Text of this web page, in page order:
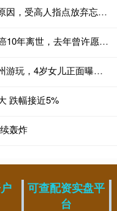
红腾网平台 黄玉郎自曝与黎姿分手原因，受高人指点放弃忘年恋，曾在一起三年
太原股票配资网官网 37岁女主持抗癌10年离世，去年曾许愿再活5年，讣告看哭网友
牛道配资APP下载 卢靖姗带女儿杭州游玩，4岁女儿正面曝光，五官立体精致很像韩庚
跌幅接近5%
轰炸
可查配资实盘平
台